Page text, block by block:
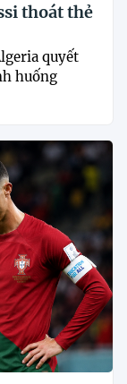
thoát thẻ
quyết
huống